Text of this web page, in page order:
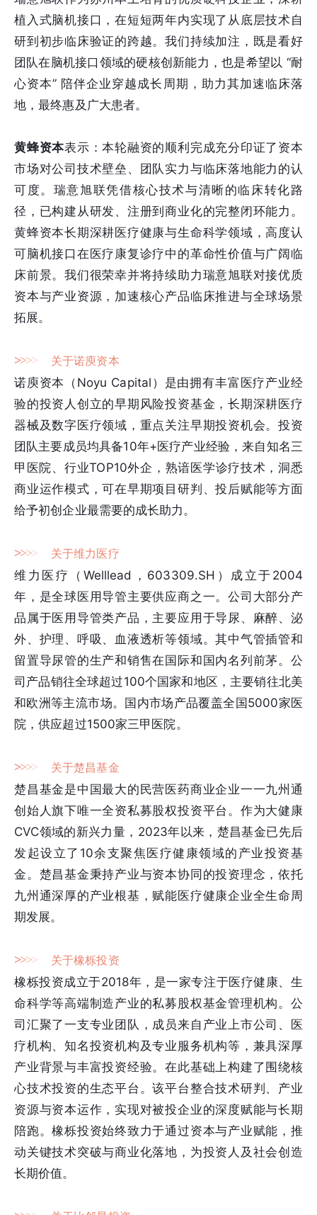
植入式脑机接口，在短短两年内实现了从底层技术自
研到初步临床验证的跨越。我们持续加注，既是看好
团队在脑机接口领域的硬核创新能力，也是希望以 “耐
心资本” 陪伴企业穿越成长周期，助力其加速临床落
地，最终惠及广大患者。
黄蜂资本表示：本轮融资的顺利完成充分印证了资本
市场对公司技术壁垒、团队实力与临床落地能力的认
可度。瑞意旭联凭借核心技术与清晰的临床转化路
径，已构建从研发、注册到商业化的完整闭环能力。
黄蜂资本长期深耕医疗健康与生命科学领域，高度认
可脑机接口在医疗康复诊疗中的革命性价值与广阔临
床前景。我们很荣幸并将持续助力瑞意旭联对接优质
资本与产业资源，加速核心产品临床推进与全球场景
拓展。
>>>>
关于诺庾资本
诺庾资本（Noyu Capital）是由拥有丰富医疗产业经
验的投资人创立的早期风险投资基金，长期深耕医疗
器械及数字医疗领域，重点关注早期投资机会。投资
团队主要成员均具备10年+医疗产业经验，来自知名三
甲医院、行业TOP10外企，熟谙医学诊疗技术，洞悉
商业运作模式，可在早期项目研判、投后赋能等方面
给予初创企业最需要的成长助力。
>>>>
关于维力医疗
维力医疗（Welllead，603309.SH）成立于2004
年，是全球医用导管主要供应商之一。公司大部分产
品属于医用导管类产品，主要应用于导尿、麻醉、泌
外、护理、呼吸、血液透析等领域。其中气管插管和
留置导尿管的生产和销售在国际和国内名列前茅。公
司产品销往全球超过100个国家和地区，主要销往北美
和欧洲等主流市场。国内市场产品覆盖全国5000家医
院，供应超过1500家三甲医院。
>>>>
关于楚昌基金
楚昌基金是中国最大的民营医药商业企业一一九州通
创始人旗下唯一全资私募股权投资平台。作为大健康
CVC领域的新兴力量，2023年以来，楚昌基金已先后
发起设立了10余支聚焦医疗健康领域的产业投资基
金。楚昌基金秉持产业与资本协同的投资理念，依托
九州通深厚的产业根基，赋能医疗健康企业全生命周
期发展。
>>>>
关于橡栎投资
橡栎投资成立于2018年，是一家专注于医疗健康、生
命科学等高端制造产业的私募股权基金管理机构。公
司汇聚了一支专业团队，成员来自产业上市公司、医
疗机构、知名投资机构及专业服务机构等，兼具深厚
产业背景与丰富投资经验。在此基础上构建了围绕核
心技术投资的生态平台。该平台整合技术研判、产业
资源与资本运作，实现对被投企业的深度赋能与长期
陪跑。橡栎投资始终致力于通过资本与产业赋能，推
动关键技术突破与商业化落地，为投资人及社会创造
长期价值。